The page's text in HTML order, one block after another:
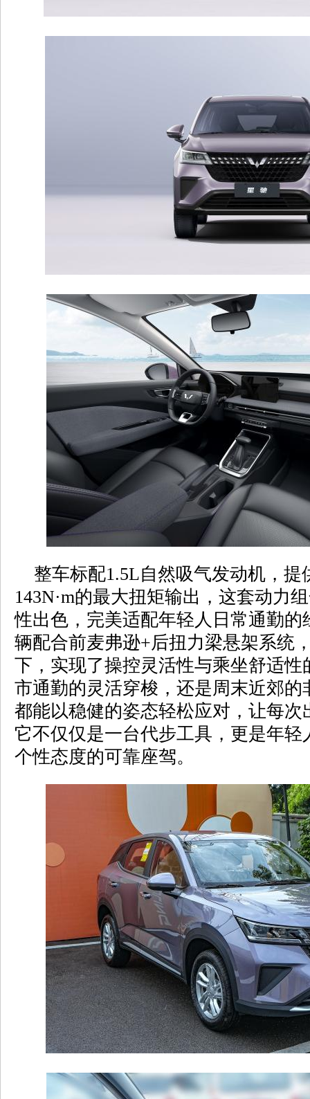
整车标配1.5L自然吸气发动机，提
143N·m的最大扭矩输出，这套动力
性出色，完美适配年轻人日常通勤
辆配合前麦弗逊+后扭力梁悬架系统
下，实现了操控灵活性与乘坐舒适
市通勤的灵活穿梭，还是周末近郊
都能以稳健的姿态轻松应对，让每
它不仅仅是一台代步工具，更是年
个性态度的可靠座驾。